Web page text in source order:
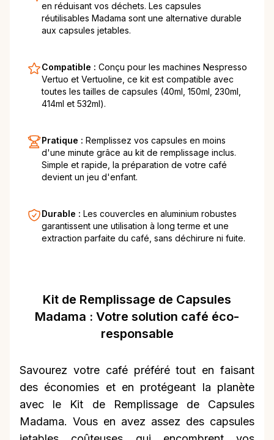
en réduisant vos déchets. Les capsules
réutilisables Madama sont une alternative durable
aux capsules jetables.
Compatible : Conçu pour les machines Nespresso
Vertuo et Vertuoline, ce kit est compatible avec
toutes les tailles de capsules (40ml, 150ml, 230ml,
414ml et 532ml).
Pratique : Remplissez vos capsules en moins
d'une minute grâce au kit de remplissage inclus.
Simple et rapide, la préparation de votre café
devient un jeu d'enfant.
Durable : Les couvercles en aluminium robustes
garantissent une utilisation à long terme et une
extraction parfaite du café, sans déchirure ni fuite.
Kit de Remplissage de Capsules
Madama : Votre solution café éco-
responsable
Savourez votre café préféré tout en faisant
des économies et en protégeant la planète
avec le Kit de Remplissage de Capsules
Madama. Vous en avez assez des capsules